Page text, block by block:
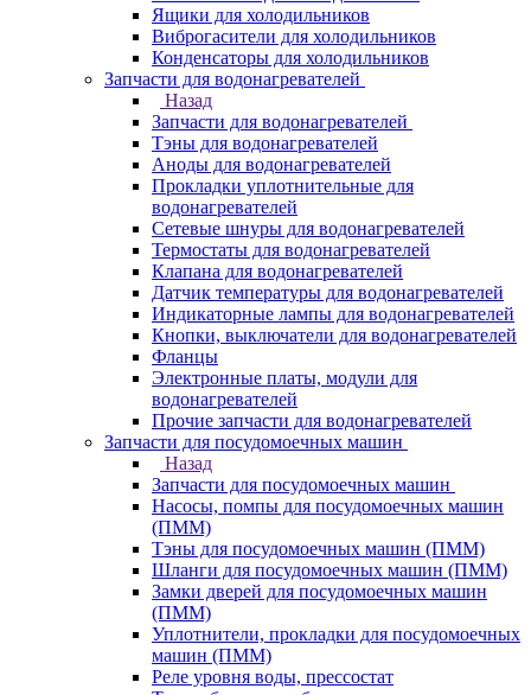
Ящики для холодильников
Виброгасители для холодильников
Конденсаторы для холодильников
Запчасти для водонагревателей
Назад
Запчасти для водонагревателей
Тэны для водонагревателей
Аноды для водонагревателей
Прокладки уплотнительные для
водонагревателей
Сетевые шнуры для водонагревателей
Термостаты для водонагревателей
Клапана для водонагревателей
Датчик температуры для водонагревателей
Индикаторные лампы для водонагревателей
Кнопки, выключатели для водонагревателей
Фланцы
Электронные платы, модули для
водонагревателей
Прочие запчасти для водонагревателей
Запчасти для посудомоечных машин
Назад
Запчасти для посудомоечных машин
Насосы, помпы для посудомоечных машин
(ПММ)
Тэны для посудомоечных машин (ПММ)
Шланги для посудомоечных машин (ПММ)
Замки дверей для посудомоечных машин
(ПММ)
Уплотнители, прокладки для посудомоечных
машин (ПММ)
Реле уровня воды, прессостат